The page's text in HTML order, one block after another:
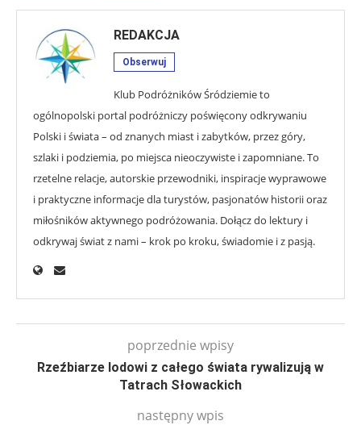
REDAKCJA
Obserwuj
Klub Podróżników Śródziemie to
ogólnopolski portal podróżniczy poświęcony odkrywaniu
Polski i świata – od znanych miast i zabytków, przez góry,
szlaki i podziemia, po miejsca nieoczywiste i zapomniane. To
rzetelne relacje, autorskie przewodniki, inspiracje wyprawowe
i praktyczne informacje dla turystów, pasjonatów historii oraz
miłośników aktywnego podróżowania. Dołącz do lektury i
odkrywaj świat z nami – krok po kroku, świadomie i z pasją.
poprzednie wpisy
Rzeźbiarze lodowi z całego świata rywalizują w
Tatrach Słowackich
następny wpis